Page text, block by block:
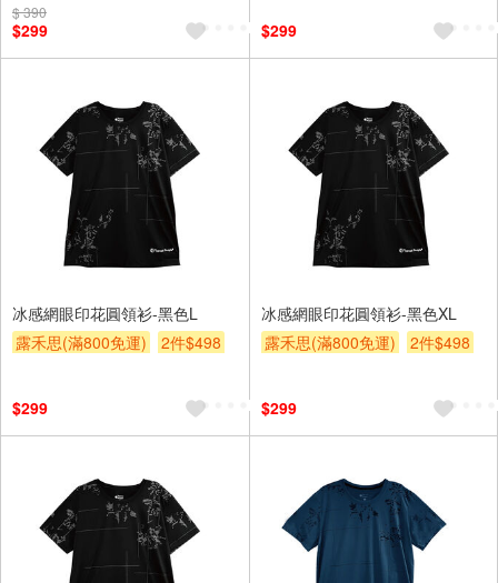
$ 390
$299
$299
冰感網眼印花圓領衫-黑色L
露禾思(滿800免運)
2件$498
$299
冰感網眼印花圓領衫-黑色XL
露禾思(滿800免運)
2件$498
$299